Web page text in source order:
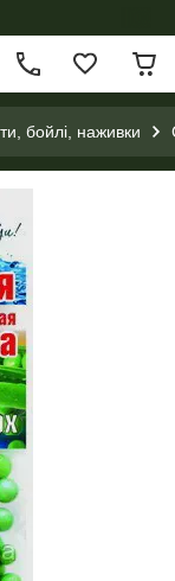
бойлі, наживки